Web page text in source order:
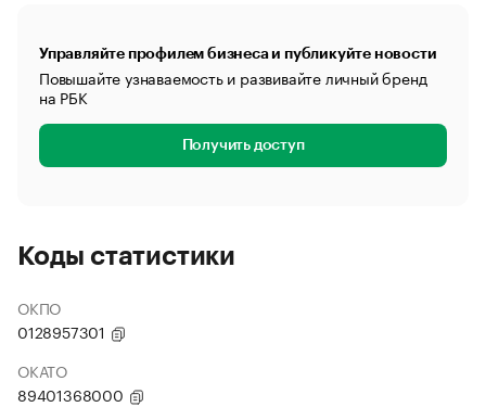
Управляйте профилем бизнеса и публикуйте новости
Повышайте узнаваемость и развивайте личный бренд
на РБК
Получить доступ
Коды статистики
ОКПО
0128957301
ОКАТО
89401368000